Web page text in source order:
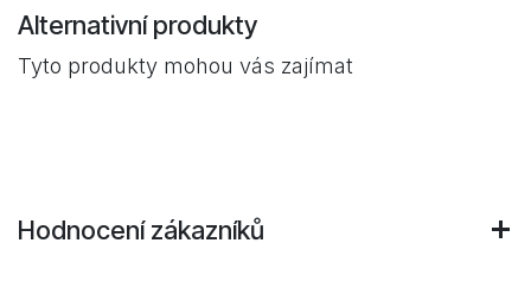
Alternativní produkty
Tyto produkty mohou vás zajímat
Hodnocení zákazníků